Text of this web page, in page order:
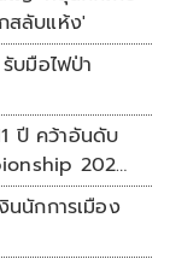
สลับแห้ง'
บมือไฟป่า
ปี คว้าอันดับ
2026
นนักการเมือง